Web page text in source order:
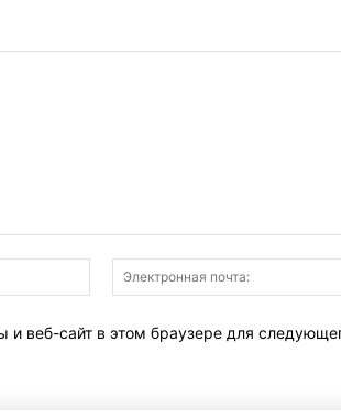
Имя:
и веб-сайт в этом браузере для